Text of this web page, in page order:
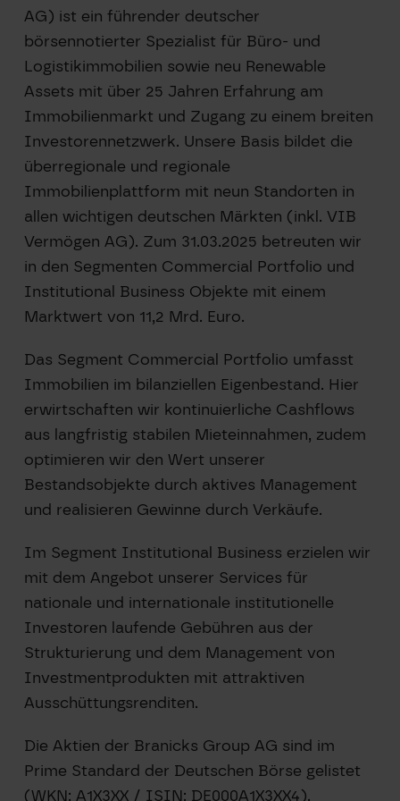
AG) ist ein führender deutscher
börsennotierter Spezialist für Büro- und
Logistikimmobilien sowie neu Renewable
Assets mit über 25 Jahren Erfahrung am
Immobilienmarkt und Zugang zu einem breiten
Investorennetzwerk. Unsere Basis bildet die
überregionale und regionale
Immobilienplattform mit neun Standorten in
allen wichtigen deutschen Märkten (inkl. VIB
Vermögen AG). Zum 31.03.2025 betreuten wir
in den Segmenten Commercial Portfolio und
Institutional Business Objekte mit einem
Marktwert von 11,2 Mrd. Euro.
Das Segment Commercial Portfolio umfasst
Immobilien im bilanziellen Eigenbestand. Hier
erwirtschaften wir kontinuierliche Cashflows
aus langfristig stabilen Mieteinnahmen, zudem
optimieren wir den Wert unserer
Bestandsobjekte durch aktives Management
und realisieren Gewinne durch Verkäufe.
Im Segment Institutional Business erzielen wir
mit dem Angebot unserer Services für
nationale und internationale institutionelle
Investoren laufende Gebühren aus der
Strukturierung und dem Management von
Investmentprodukten mit attraktiven
Ausschüttungsrenditen.
Die Aktien der Branicks Group AG sind im
Prime Standard der Deutschen Börse gelistet
(WKN: A1X3XX / ISIN: DE000A1X3XX4).